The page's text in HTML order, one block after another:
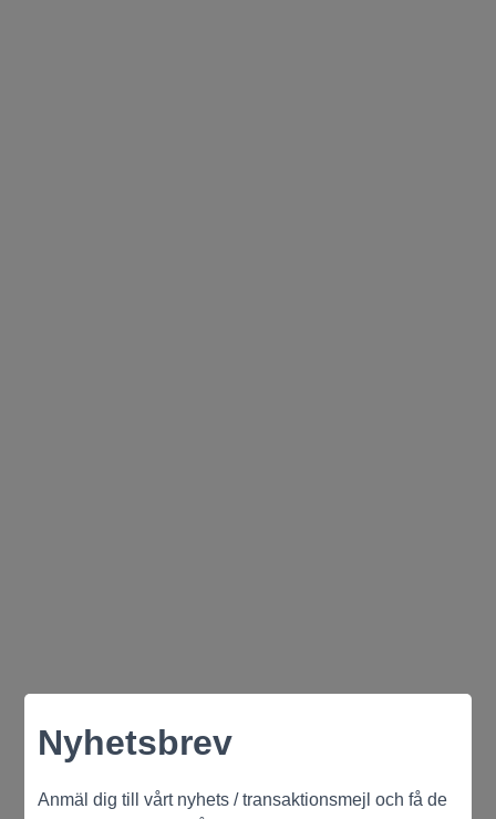
Nyhetsbrev
Anmäl dig till vårt nyhets / transaktionsmejl och få de